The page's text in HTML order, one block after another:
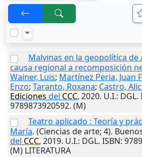
Malvinas en la geopolítica de
causa regional a recomposición
Wainer, Luis; Martínez Peria, Juan
Enzo; Taranto, Roxana; Castro,
Ediciones del CCC, 2020. U.I.: DGL.
9789873920592. (M)
Teatro aplicado : Teoría y
María. (Ciencias de arte; 4).
del CCC, 2019. U.I.: DGL. ISBN:
(M) LITERATURA